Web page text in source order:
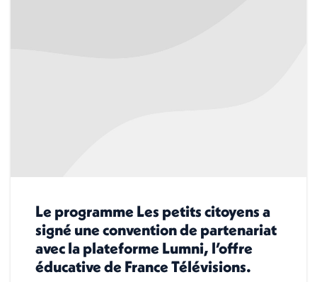
Le programme Les petits citoyens a
signé une convention de partenariat
avec la plateforme Lumni, l’offre
éducative de France Télévisions.